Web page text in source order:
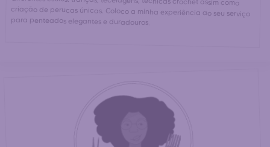
para penteados elegantes e duradouros.